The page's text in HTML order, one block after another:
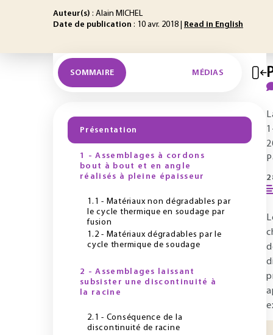
Auteur(s) : Alain MICHEL
Date de publication : 10 avr. 2018 | Read in English
SOMMAIRE MÉDIAS
Présentation
1 - Assemblages à cordons
bout à bout et en angle
réalisés à pleine épaisseur
1.1 - Matériaux non dégradables par
le cycle thermique en soudage par
fusion
1.2 - Matériaux dégradables par le
cycle thermique de soudage
2 - Assemblages laissant
subsister une discontinuité à
la racine
2.1 - Conséquence de la
discontinuité de racine